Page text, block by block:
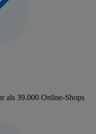
als 39.000 Online-Shops